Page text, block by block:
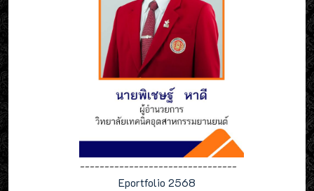
--------------------------------
Eportfolio 2568